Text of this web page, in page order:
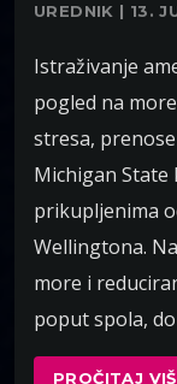
UREDNIK | 13.
Istraživanje
pogled na
stresa,
Michigan State
prikupljenima
Wellingtona.
more i
poput spola,
PROČITAJ